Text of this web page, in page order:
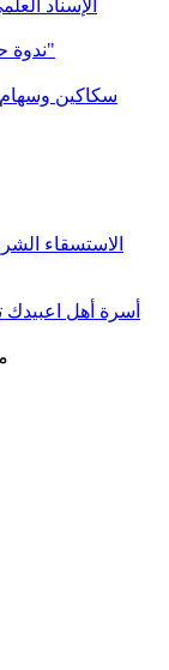
الإسناد
ندوة حول كتاب "العدالة الاجتماعية في الإسلام"
سكاكين وسهام
الاستسقاء
أسرة أهل اعبيدك